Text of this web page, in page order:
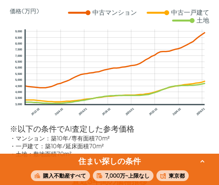
価格(万円) 中古マンション
中古一戸建て
土地
2012.01 2014.01 2016.01 2018.01 2020.01 2022.01 2024.01 2026.01
3,000
3,500
4,000
4,500
5,000
5,500
6,000
6,500
7,000
7,500
8,000
8,500
9,000
※以下の条件でAI査定した参考価格
マンション：築10年/専有面積70m²
一戸建て：築10年/延床面積70m²
土地：敷地面積70m²
直近3年間の価格推移
住まい探しの条件
購入不動産すべて 7,000万~上限なし 東京都